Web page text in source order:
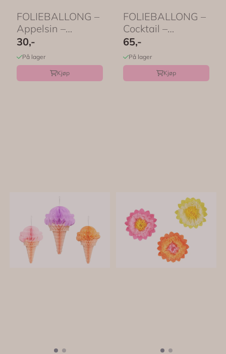
FOLIEBALLONG –
Appelsin –
PartyDeco
30,-
På lager
Kjøp
FOLIEBALLONG –
Cocktail –
PartyDeco
65,-
På lager
Kjøp